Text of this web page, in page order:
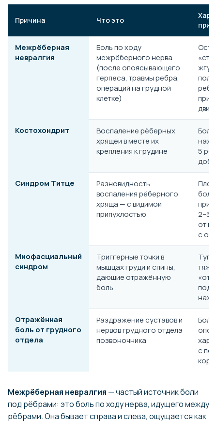
Причина Что это
Межрёберная
невралгия
Боль по ходу
межрёберного нерва
(после опоясывающего
герпеса, травмы ребра,
операций на грудной
клетке)
при
Костохондрит
Воспаление рёберных
хрящей в месте их
крепления к грудине
5
Синдром Титце
Разновидность
воспаления рёберного
хряща — с видимой
припухлостью
2–3
от
с
Миофасциальный
синдром
Триггерные точки в
мышцах груди и спины,
дающие отражённую
боль
тяж
Отражённая
боль от грудного
отдела
Раздражение суставов и
нервов грудного отдела
позвоночника
Боль
с
Межрёберная невралгия — частый источник боли
под рёбрами: это боль по ходу нерва, идущего между
рёбрами. Она бывает справа и слева, ощущается как